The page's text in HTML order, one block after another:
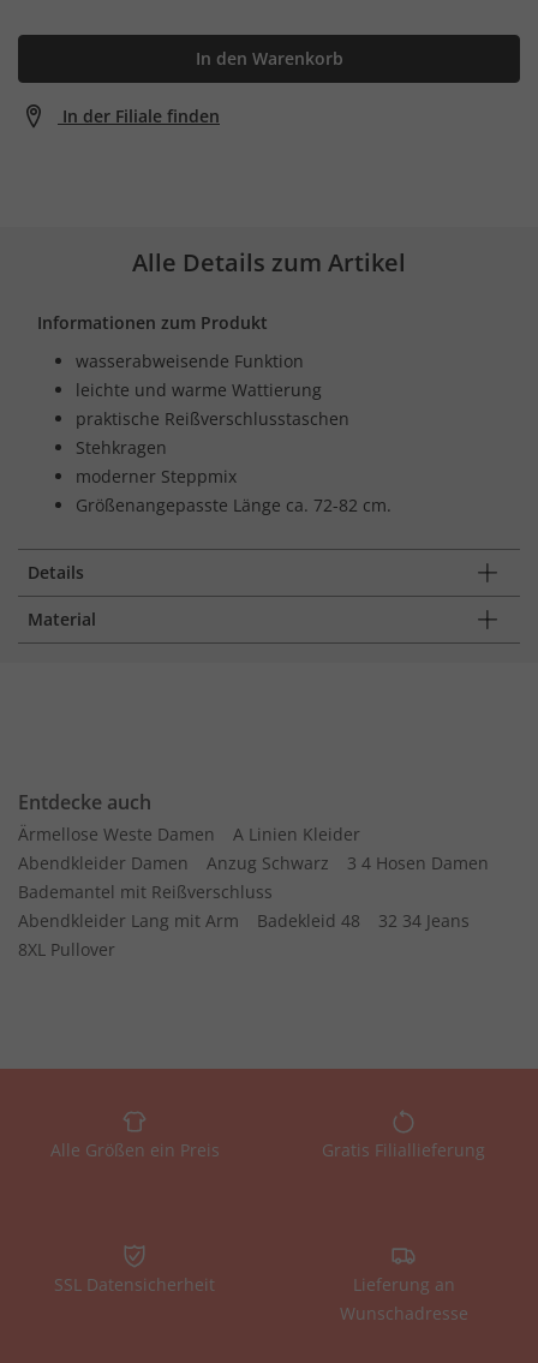
In den Warenkorb
In der Filiale finden
Alle Details zum Artikel
Informationen zum Produkt
wasserabweisende Funktion
leichte und warme Wattierung
praktische Reißverschlusstaschen
Stehkragen
moderner Steppmix
Größenangepasste Länge ca. 72-82 cm.
Details
Material
Entdecke auch
Ärmellose Weste Damen
A Linien Kleider
Abendkleider Damen
Anzug Schwarz
3 4 Hosen Damen
Bademantel mit Reißverschluss
Abendkleider Lang mit Arm
Badekleid 48
32 34 Jeans
8XL Pullover
Alle Größen ein Preis Gratis Filiallieferung
SSL Datensicherheit
Lieferung an
Wunschadresse